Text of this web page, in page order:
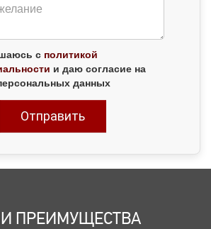
с политикой
и даю согласие на
данных
ПРЕИМУЩЕСТВА